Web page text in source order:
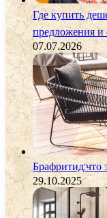
Где купить
предложения и
07.07.2026
Брафритид:что
29.10.2025